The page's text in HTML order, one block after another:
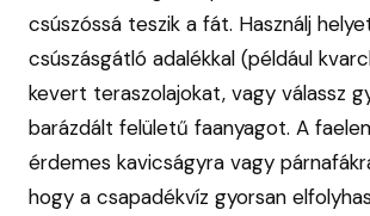
csúszóssá teszik a fát. Használj
csúszásgátló adalékkal (például
kevert teraszolajokat, vagy válassz
barázdált felületű faanyagot. A
érdemes kavicságyra vagy
hogy a csapadékvíz gyorsan